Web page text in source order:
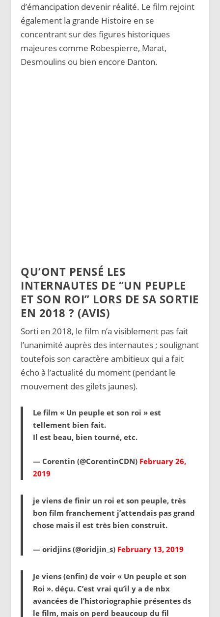
d’émancipation devenir réalité. Le film rejoint
également la grande Histoire en se
concentrant sur des figures historiques
majeures comme Robespierre, Marat,
Desmoulins ou bien encore Danton.
QU’ONT PENSÉ LES
INTERNAUTES DE “UN PEUPLE
ET SON ROI” LORS DE SA SORTIE
EN 2018 ? (AVIS)
Sorti en 2018, le film n’a visiblement pas fait
l’unanimité auprès des internautes ; soulignant
toutefois son caractère ambitieux qui a fait
écho à l’actualité du moment (pendant le
mouvement des gilets jaunes).
Le film « Un peuple et son roi » est
tellement bien fait.
Il est beau, bien tourné, etc.
— Corentin (@CorentinCDN) February 26,
2019
je viens de finir un roi et son peuple, très
bon film franchement j’attendais pas grand
chose mais il est très bien construit.
— oridjins (@oridjin_s) February 13, 2019
Je viens (enfin) de voir « Un peuple et son
Roi ». déçu. C’est vrai qu’il y a de nbx
avancées de l’historiographie présentes ds
le film, mais on perd beaucoup du fil